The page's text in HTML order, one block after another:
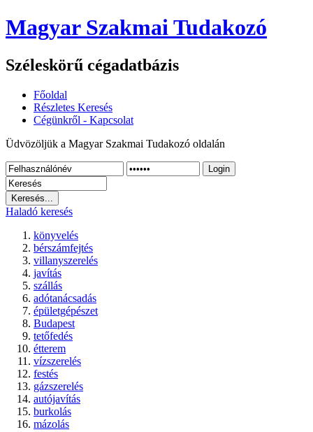
Magyar Szakmai Tudakozó
Széleskörű cégadatbázis
Főoldal
Részletes Keresés
Cégünkről - Kapcsolat
Üdvözöljük a Magyar Szakmai Tudakozó oldalán
Login
Haladó keresés
könyvelés
bérszámfejtés
villanyszerelés
javítás
szállás
adótanácsadás
épületgépészet
Budapest
tetőfedés
étterem
vízszerelés
festés
gázszerelés
autójavítás
burkolás
mázolás